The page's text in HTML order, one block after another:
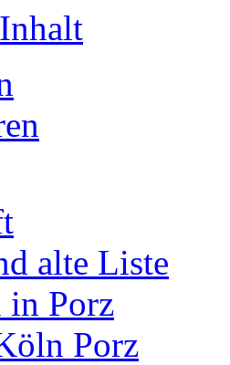
alte Liste
in Porz
Porz